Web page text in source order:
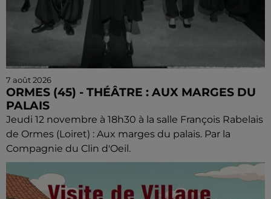
7 août 2026
ORMES (45) - THÉÂTRE : AUX MARGES DU
PALAIS
Jeudi 12 novembre à 18h30 à la salle François Rabelais
de Ormes (Loiret) : Aux marges du palais. Par la
Compagnie du Clin d'Oeil.